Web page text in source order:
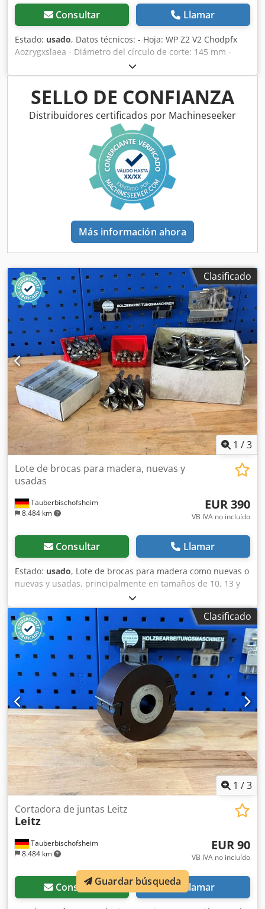
Consultar Llamar
Estado: usado, Datos técnicos: - Hoja: WP Z2 V2 Chodpfx
Aozrygxslaea - Diámetro del círculo de corte: 145 mm -
Agujero: 40 mm - Longitud: 17 mm - Material: Acero -
Marcado: MEC
SELLO DE CONFIANZA
Distribuidores certificados por Machineseeker
Más información ahora
Clasificado
1 /3
Tauberbischofsheim
8.484 km
Lote de brocas para madera, nuevas y
usadas
EUR 390
VB IVA no incluído
Consultar Llamar
Estado: usado, Lote de brocas para madera como nuevas o
nuevas y usadas, principalmente en tamaños de 10, 13 y
26 mm. Restos de un perfilador de doble extremo con
unidades de taladrado. Chsdpfezrygrsx Alaea
Clasificado
1 /3
Tauberbischofsheim
8.484 km
Cortadora de juntas Leitz
Leitz
EUR 90
VB IVA no incluído
Consultar Llamar
Guardar búsqueda